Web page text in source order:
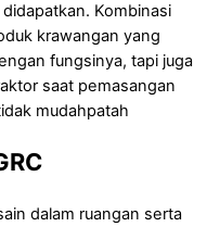
Kombinasi
krawangan yang
fungsinya, tapi juga
saat pemasangan
mudahpatah
dalam ruangan serta